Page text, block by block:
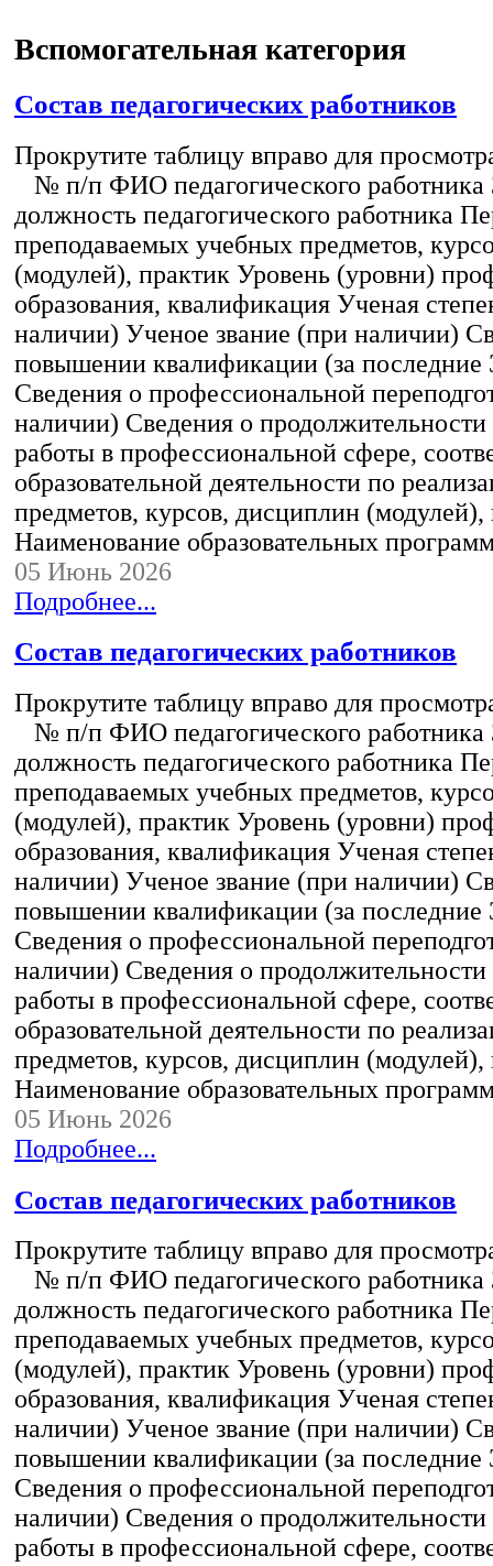
Вспомогательная категория
Состав педагогических работников
Прокрутите таблицу вправо для
№ п/п ФИО педагогического работника
должность педагогического работника
преподаваемых учебных предметов,
(модулей), практик Уровень (уровни)
образования, квалификация Ученая
наличии) Ученое звание (при наличии)
повышении квалификации (за последние
Сведения о профессиональной
наличии) Сведения о
работы в профессиональной сфере,
образовательной деятельности по
предметов, курсов, дисциплин (модулей),
Наименование образовательных
05 Июнь 2026
Подробнее...
Состав педагогических работников
Прокрутите таблицу вправо для
№ п/п ФИО педагогического работника
должность педагогического работника
преподаваемых учебных предметов,
(модулей), практик Уровень (уровни)
образования, квалификация Ученая
наличии) Ученое звание (при наличии)
повышении квалификации (за последние
Сведения о профессиональной
наличии) Сведения о
работы в профессиональной сфере,
образовательной деятельности по
предметов, курсов, дисциплин (модулей),
Наименование образовательных
05 Июнь 2026
Подробнее...
Состав педагогических работников
Прокрутите таблицу вправо для
№ п/п ФИО педагогического работника
должность педагогического работника
преподаваемых учебных предметов,
(модулей), практик Уровень (уровни)
образования, квалификация Ученая
наличии) Ученое звание (при наличии)
повышении квалификации (за последние
Сведения о профессиональной
наличии) Сведения о
работы в профессиональной сфере,